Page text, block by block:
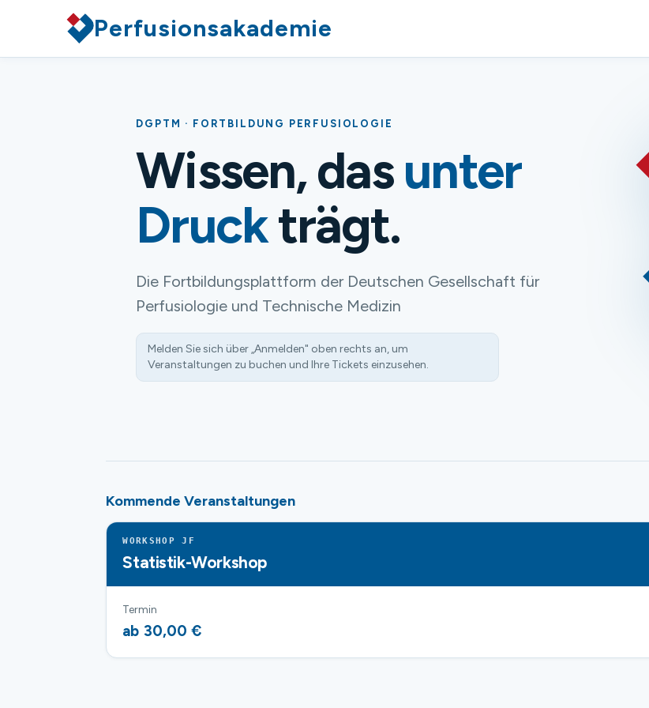
Perfusionsakademie
DGPTM · FORTBILDUNG PERFUSIOLOGIE
Wissen, dasunter
Druckträgt.
Die Fortbildungsplattform der Deutschen Gesellschaft für
Perfusiologie und Technische Medizin
Melden Sie sich über „Anmelden" oben rechts an, um
Veranstaltungen zu buchen und Ihre Tickets einzusehen.
Kommende Veranstaltungen
WORKSHOP JF
Statistik-Workshop
Termin
ab 30,00 €